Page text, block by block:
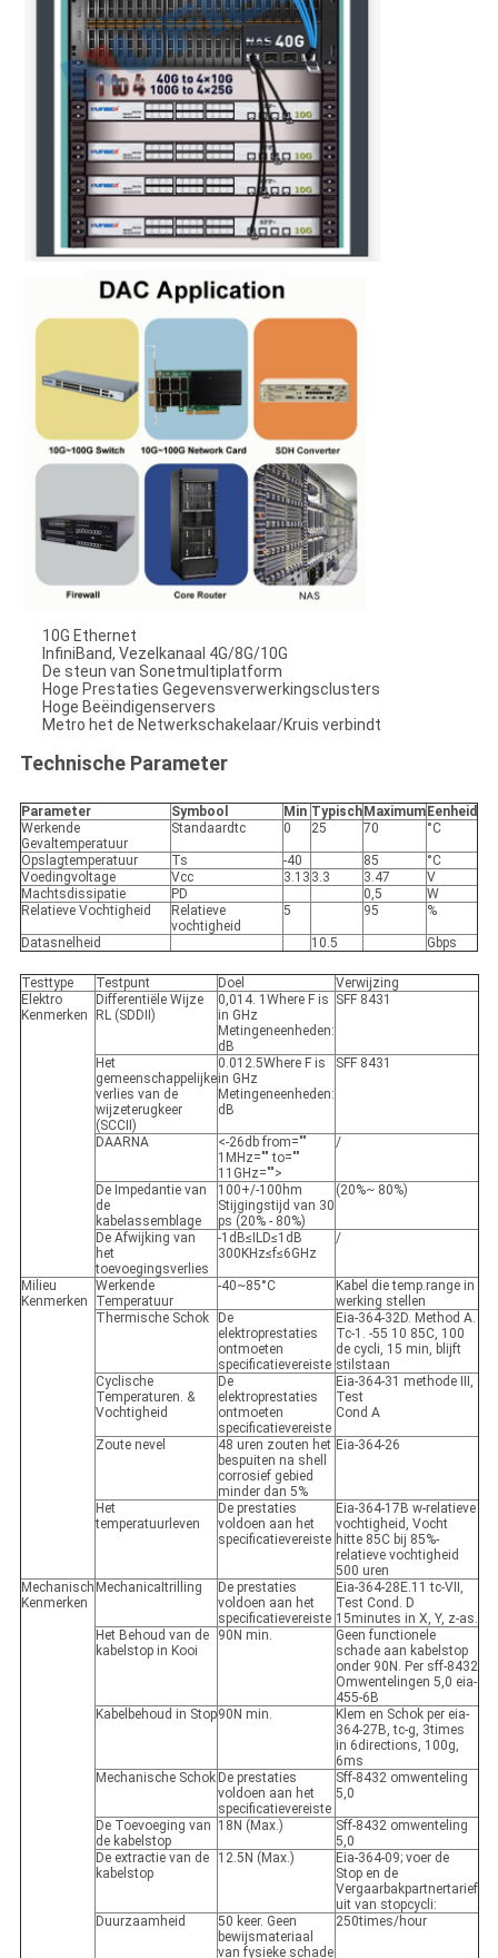
10G Ethernet
InfiniBand, Vezelkanaal 4G/8G/10G
De steun van Sonetmultiplatform
Hoge Prestaties Gegevensverwerkingsclusters
Hoge Beëindigenservers
Metro het de Netwerkschakelaar/Kruis verbindt
Technische Parameter
Parameter Symbool Min TypischMaximumEenheid
Werkende
Gevaltemperatuur
Standaardtc 0 25 70 °C
Opslagtemperatuur Ts -40 85
°C
Voedingvoltage
Vcc 3.13 3.3 3.47
V
Machtsdissipatie
PD 0,5
W
Relatieve Vochtigheid
Relatieve
vochtigheid
5 95 %
Datasnelheid 10.5 Gbps
Testtype Testpunt Doel
Verwijzing
Elektro
Kenmerken
Differentiële Wijze
RL (SDDII)
0,014. 1WhereF is
in GHz
Metingeneenheden:
dB
SFF 8431
Het
gemeenschappelijke
verlies van de
wijzeterugkeer
(SCCII)
0.012.5WhereF is
in GHz
Metingeneenheden:
dB
SFF 8431
DAARNA
<-26db from=""
1MHz="" to=""
11GHz="">
/
De Impedantie van
de
kabelassemblage
100+/-100hm
Stijgingstijd van 30
ps (20% - 80%)
(20%~ 80%)
De Afwijking van
het
toevoegingsverlies
-1dB≤ILD≤1dB
300KHz≤f≤6GHz
/
Milieu
Kenmerken
Werkende
Temperatuur
-40~85°C
Kabel die temp.range in
werking stellen
Thermische Schok
De
elektroprestaties
ontmoeten
specificatievereiste
Eia-364-32D. Method A.
Tc-1. -55 10 85C, 100
de cycli, 15 min, blijft
stilstaan
Cyclische
Temperaturen. &
Vochtigheid
De
elektroprestaties
ontmoeten
specificatievereiste
Eia-364-31 methode III,
Test
Cond A
Zoute nevel
48 uren zouten het
bespuiten na shell
corrosief gebied
minder dan 5%
Eia-364-26
Het
temperatuurleven
De prestaties
voldoen aan het
specificatievereiste
Eia-364-17B w-relatieve
vochtigheid, Vocht
hitte 85C bij 85%-
relatieve vochtigheid
500 uren
Mechanisch
Kenmerken
MechanicaItrilling
De prestaties
voldoen aan het
specificatievereiste
Eia-364-28E.11 tc-VII,
Test Cond. D
15minutes in X, Y, z-as.
Het Behoud van de
kabelstop in Kooi
90N min.
Geen functionele
schade aan kabelstop
onder 90N. Per sff-8432
Omwentelingen 5,0 eia-
455-6B
Kabelbehoud in Stop90N min.
Klem en Schok per eia-
364-27B, tc-g, 3times
in 6directions, 100g,
6ms
Mechanische Schok De prestaties
voldoen aan het
specificatievereiste
Sff-8432 omwenteling
5,0
De Toevoeging van
de kabelstop
18N (Max.)
Sff-8432 omwenteling
5,0
De extractie van de
kabelstop
12.5N (Max.)
Eia-364-09; voer de
Stop en de
Vergaarbakpartnertarief
uit van stopcycli:
Duurzaamheid
50 keer. Geen
bewijsmateriaal
van fysieke schade
250times/hour